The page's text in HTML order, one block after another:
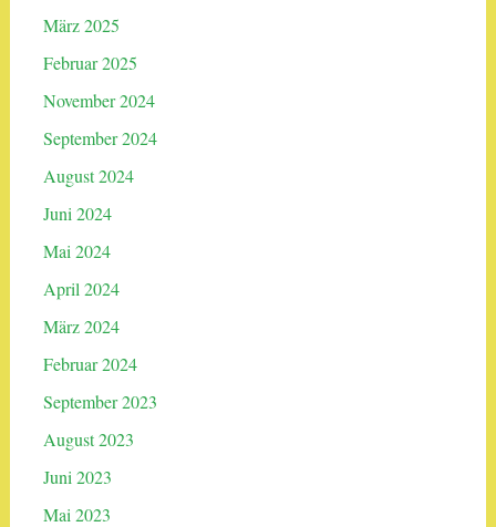
März 2025
Februar 2025
November 2024
September 2024
August 2024
Juni 2024
Mai 2024
April 2024
März 2024
Februar 2024
September 2023
August 2023
Juni 2023
Mai 2023